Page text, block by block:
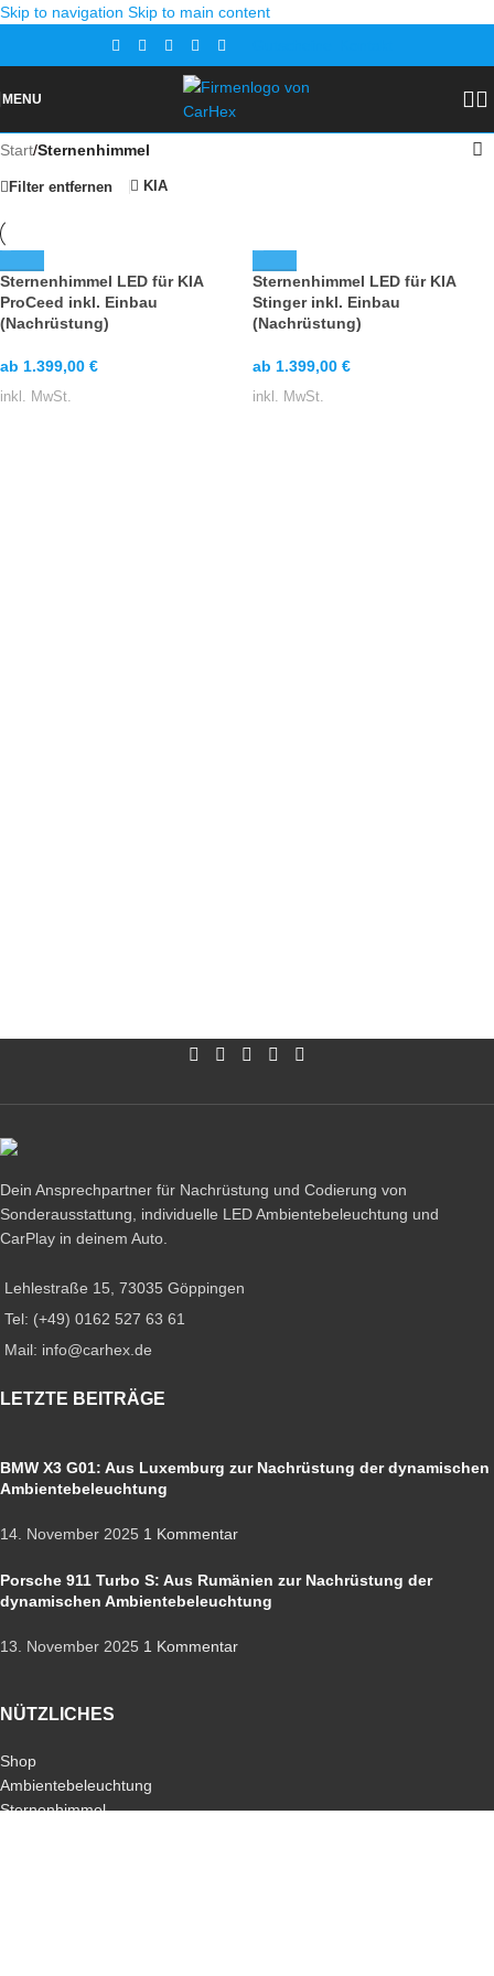
Skip to navigation Skip to main content
MENU
Start/Sternenhimmel
Filter entfernen KIA
Sternenhimmel LED für KIA
ProCeed inkl. Einbau
(Nachrüstung)
ab 1.399,00 €
inkl. MwSt.
Sternenhimmel LED für KIA
Stinger inkl. Einbau
(Nachrüstung)
ab 1.399,00 €
inkl. MwSt.
Dein Ansprechpartner für Nachrüstung und Codierung von
Sonderausstattung, individuelle LED Ambientebeleuchtung und
CarPlay in deinem Auto.
Lehlestraße 15, 73035 Göppingen
Tel: (+49) 0162 527 63 61
Mail: info@carhex.de
LETZTE BEITRÄGE
BMW X3 G01: Aus Luxemburg zur Nachrüstung der dynamischen
Ambientebeleuchtung
14. November 2025 1 Kommentar
Porsche 911 Turbo S: Aus Rumänien zur Nachrüstung der
dynamischen Ambientebeleuchtung
13. November 2025 1 Kommentar
NÜTZLICHES
Shop
Ambientebeleuchtung
Sternenhimmel